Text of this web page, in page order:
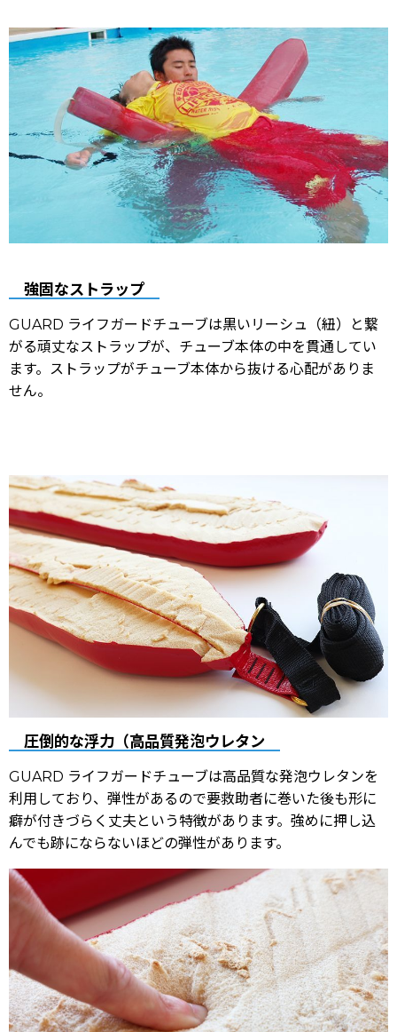
強固なストラップ
GUARD ライフガードチューブは黒いリーシュ（紐）と繋
がる頑丈なストラップが、チューブ本体の中を貫通してい
ます。ストラップがチューブ本体から抜ける心配がありま
せん。
圧倒的な浮力（高品質発泡ウレタン
GUARD ライフガードチューブは高品質な発泡ウレタンを
利用しており、弾性があるので要救助者に巻いた後も形に
癖が付きづらく丈夫という特徴があります。強めに押し込
んでも跡にならないほどの弾性があります。